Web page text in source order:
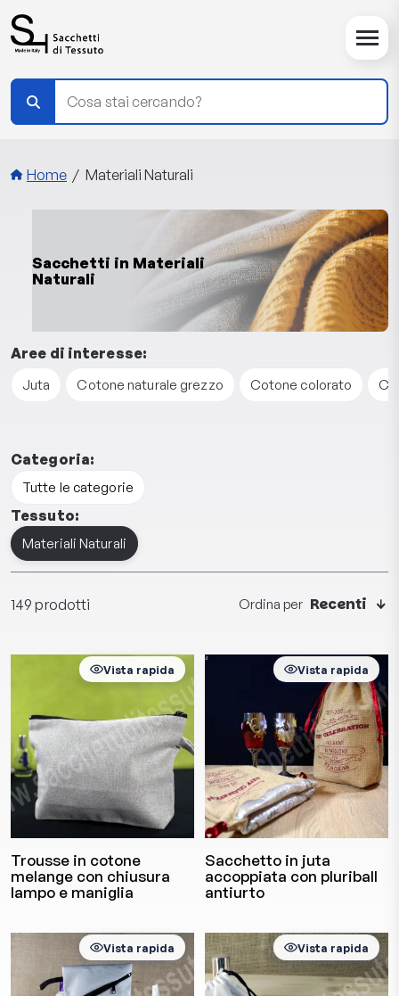
Briciole di pane
Home Materiali Naturali
Sacchetti in Materiali
Naturali
Aree di interesse:
Juta Cotone naturale grezzo Cotone colorato
Categoria:
Tutte le categorie
Tessuto:
Materiali Naturali
149 prodotti Ordina per Recenti
Trousse in cotone
melange con chiusura
lampo e maniglia
Vista rapida
Sacchetto in juta
accoppiata con pluriball
antiurto
Vista rapida
Vista rapida Vista rapida